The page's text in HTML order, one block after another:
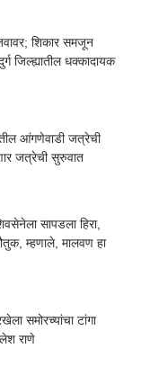
शिकार समजून
जिल्ह्यातील धक्कादायक
आंगणेवाडी जत्रेची
जत्रेची सुरुवात
सापडला हिरा,
म्हणाले, मालवण हा
समोरच्यांचा टांगा
राणे